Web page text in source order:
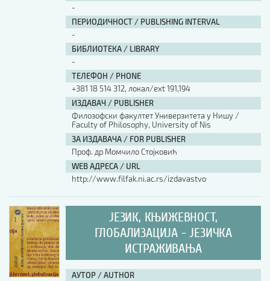
-
ПЕРИОДИЧНОСТ / PUBLISHING INTERVAL
-
БИБЛИОТЕКА / LIBRARY
-
ТЕЛЕФОН / PHONE
+381 18 514 312, локал/ext 191,194
ИЗДАВАЧ / PUBLISHER
Филозофски факултет Универзитета у Нишу /
Faculty of Philosophy, University of Nis
ЗА ИЗДАВАЧА / FOR PUBLISHER
Проф. др Момчило Стојковић
WEB АДРЕСА / URL
http://www.filfak.ni.ac.rs/izdavastvo
ЈЕЗИК, КЊИЖЕВНОСТ,
ГЛОБАЛИЗАЦИЈА - ЈЕЗИЧКА
ИСТРАЖИВАЊА
АУТОР / AUTHOR